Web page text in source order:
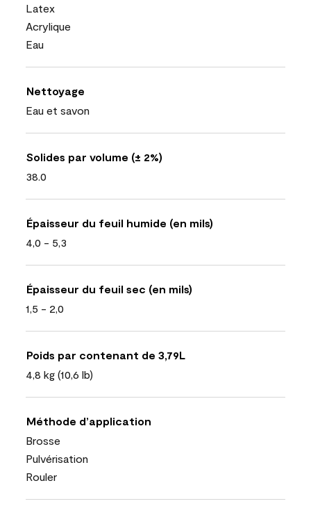
Latex
Acrylique
Eau
Nettoyage
Eau et savon
Solides par volume (± 2%)
38.0
Épaisseur du feuil humide (en mils)
4,0 - 5,3
Épaisseur du feuil sec (en mils)
1,5 - 2,0
Poids par contenant de 3,79L
4,8 kg (10,6 lb)
Méthode d’application
Brosse
Pulvérisation
Rouler